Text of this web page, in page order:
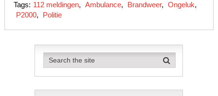
Tags: 112 meldingen, Ambulance, Brandweer, Ongeluk,
P2000, Politie